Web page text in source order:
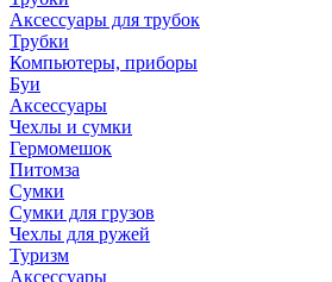
Аксессуары для трубок
Трубки
Компьютеры, приборы
Буи
Аксессуары
Чехлы и сумки
Гермомешок
Питомза
Сумки
Сумки для грузов
Чехлы для ружей
Туризм
Аксессуары